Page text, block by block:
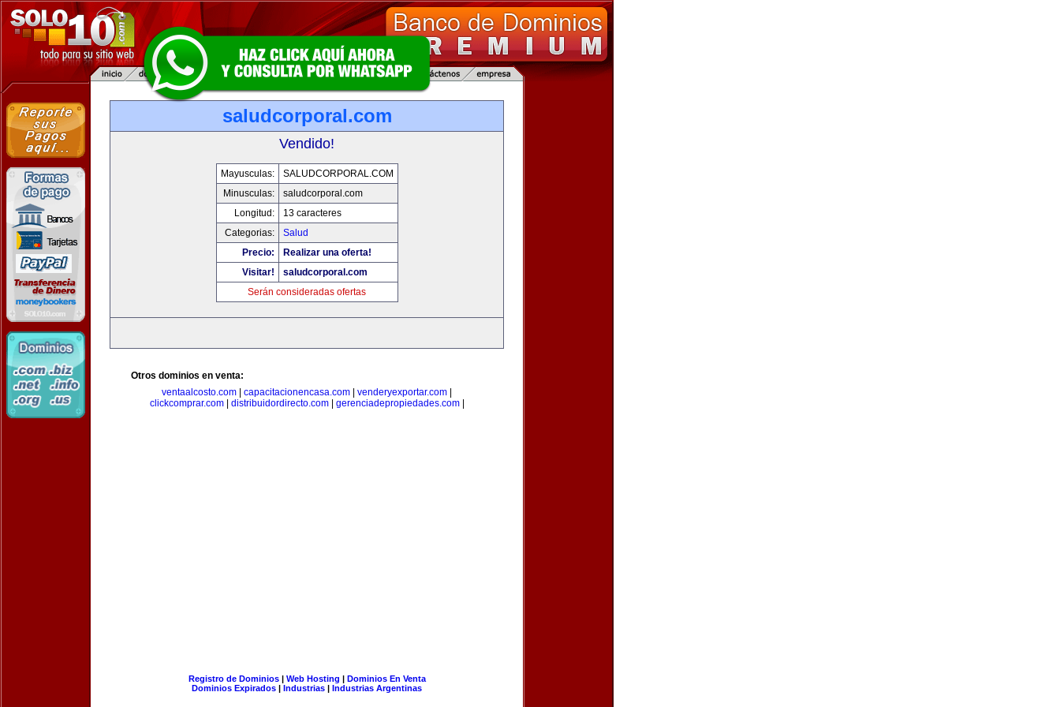
saludcorporal.com
Vendido!
Mayusculas:
SALUDCORPORAL.COM
Minusculas:
saludcorporal.com
Longitud:
13 caracteres
Categorias:
Salud
Precio:
Realizar una oferta!
Visitar!
saludcorporal.com
Serán consideradas ofertas
Otros dominios en venta:
ventaalcosto.com
capacitacionencasa.com venderyexportar.com
clickcomprar.com| distribuidordirecto.com| gerenciadepropiedades.com|
Registro de Dominios| Web Hosting | Dominios En Venta
Dominios Expirados | Industrias | Industrias Argentinas